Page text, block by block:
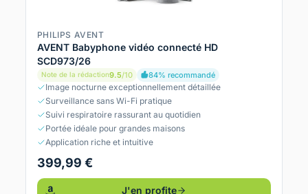
PHILIPS AVENT
AVENT Babyphone vidéo connecté HD
SCD973/26
Note de la rédaction9.5/10 84% recommandé
Image nocturne exceptionnellement détaillée
Surveillance sans Wi-Fi pratique
Suivi respiratoire rassurant au quotidien
Portée idéale pour grandes maisons
Application riche et intuitive
399,99 €
J'en profite